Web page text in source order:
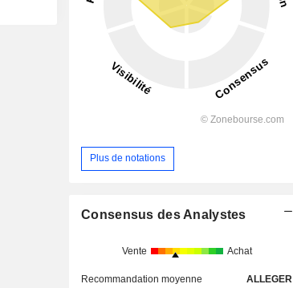
Plus de notations
Consensus des Analystes
Vente Achat
Recommandation moyenne ALLEGER